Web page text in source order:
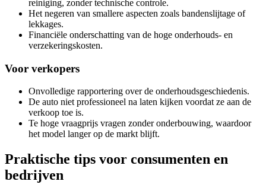
reiniging, zonder technische controle.
Het negeren van smallere aspecten zoals bandenslijtage of
lekkages.
Financiële onderschatting van de hoge onderhouds- en
verzekeringskosten.
Voor verkopers
Onvolledige rapportering over de onderhoudsgeschiedenis.
De auto niet professioneel na laten kijken voordat ze aan de
verkoop toe is.
Te hoge vraagprijs vragen zonder onderbouwing, waardoor
het model langer op de markt blijft.
Praktische tips voor consumenten en
bedrijven